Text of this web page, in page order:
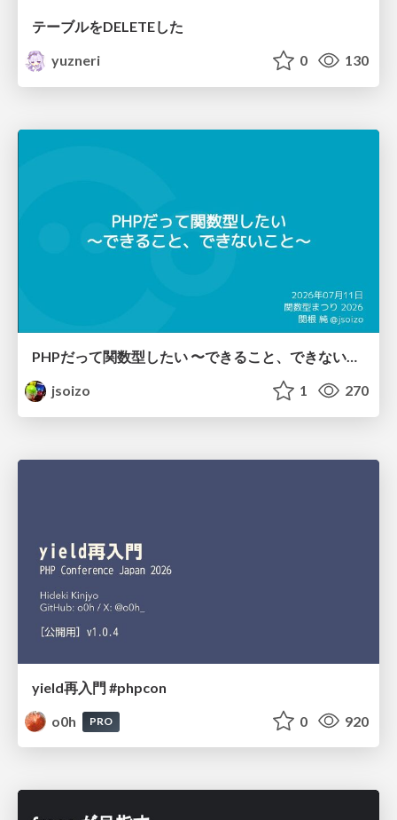
テーブルをDELETEした
yuzneri
0 130
PHPだって関数型したい 〜できること、できないこと〜 / fp-in-php
jsoizo
1 270
yield再入門 #phpcon
o0h
PRO 0 920